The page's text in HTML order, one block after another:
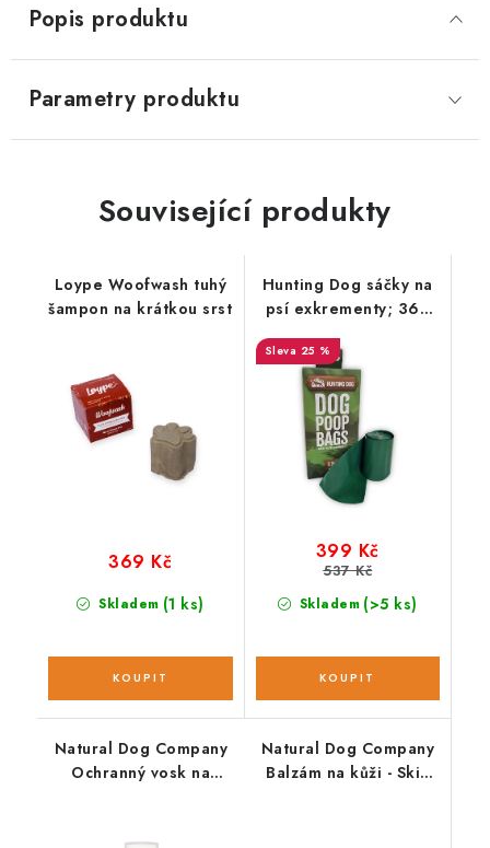
Popis produktu
Parametry produktu
Související produkty
Loype Woofwash tuhý
šampon na krátkou srst
Skladem (1 ks)
369 Kč
Hunting Dog sáčky na
psí exkrementy; 360
ks / 24 rolí
25 %
Skladem (>5 ks)
399 Kč
537 Kč
Natural Dog Company
Ochranný vosk na
Natural Dog Company
Balzám na kůži - Skin